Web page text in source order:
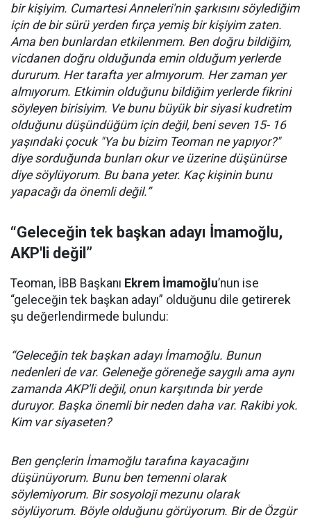
bir kişiyim. Cumartesi Anneleri'nin şarkısını söylediğim
için de bir sürü yerden fırça yemiş bir kişiyim zaten.
Ama ben bunlardan etkilenmem. Ben doğru bildiğim,
vicdanen doğru olduğunda emin olduğum yerlerde
dururum. Her tarafta yer almıyorum. Her zaman yer
almıyorum. Etkimin olduğunu bildiğim yerlerde fikrini
söyleyen birisiyim. Ve bunu büyük bir siyasi kudretim
olduğunu düşündüğüm için değil, beni seven 15- 16
yaşındaki çocuk "Ya bu bizim Teoman ne yapıyor?"
diye sorduğunda bunları okur ve üzerine düşünürse
diye söylüyorum. Bu bana yeter. Kaç kişinin bunu
yapacağı da önemli değil.”
“Geleceğin tek başkan adayı İmamoğlu,
AKP'li değil”
Teoman, İBB Başkanı Ekrem İmamoğlu’nun ise
“geleceğin tek başkan adayı” olduğunu dile getirerek
şu değerlendirmede bulundu:
“Geleceğin tek başkan adayı İmamoğlu. Bunun
nedenleri de var. Geleneğe göreneğe saygılı ama aynı
zamanda AKP'li değil, onun karşıtında bir yerde
duruyor. Başka önemli bir neden daha var. Rakibi yok.
Kim var siyaseten?
Ben gençlerin İmamoğlu tarafına kayacağını
düşünüyorum. Bunu ben temenni olarak
söylemiyorum. Bir sosyoloji mezunu olarak
söylüyorum. Böyle olduğunu görüyorum. Bir de Özgür